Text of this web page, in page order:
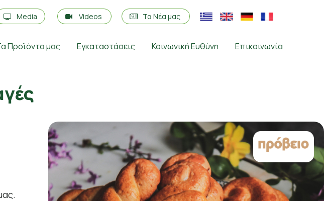
Media Videos Τα Νέα μας
Προϊόντα μας Εγκαταστάσεις Κοινωνική Ευθύνη Επικοινωνία